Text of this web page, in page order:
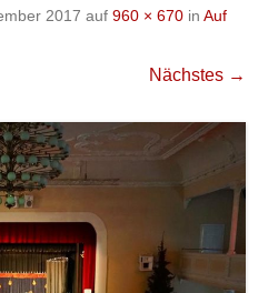
2017 auf 960 × 670 in Auf
Nächstes →